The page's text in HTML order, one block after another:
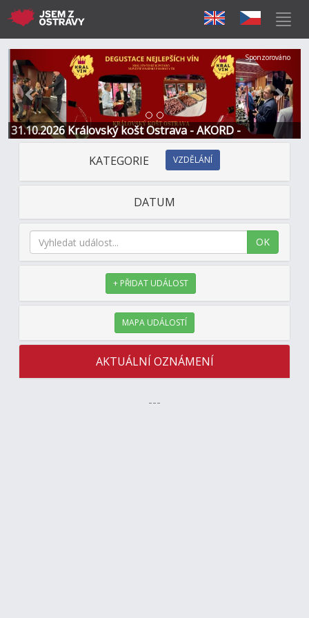
31.10.2026 Královský košt Ostrava - AKORD -
Restaurace a Hotel
Předchozí Další
Sponzorováno
KATEGORIE VZDĚLÁNÍ
DATUM
OK
+ PŘIDAT UDÁLOST
MAPA UDÁLOSTÍ
AKTUÁLNÍ OZNÁMENÍ
---